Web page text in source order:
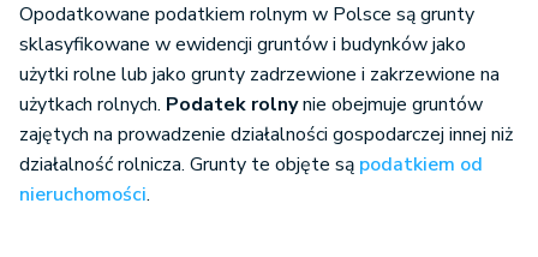
Opodatkowane podatkiem rolnym w Polsce są grunty
sklasyfikowane w ewidencji gruntów i budynków jako
użytki rolne lub jako grunty zadrzewione i zakrzewione na
użytkach rolnych. Podatek rolnynie obejmuje gruntów
zajętych na prowadzenie działalności gospodarczej innej niż
działalność rolnicza. Grunty te objęte są podatkiem od
nieruchomości.